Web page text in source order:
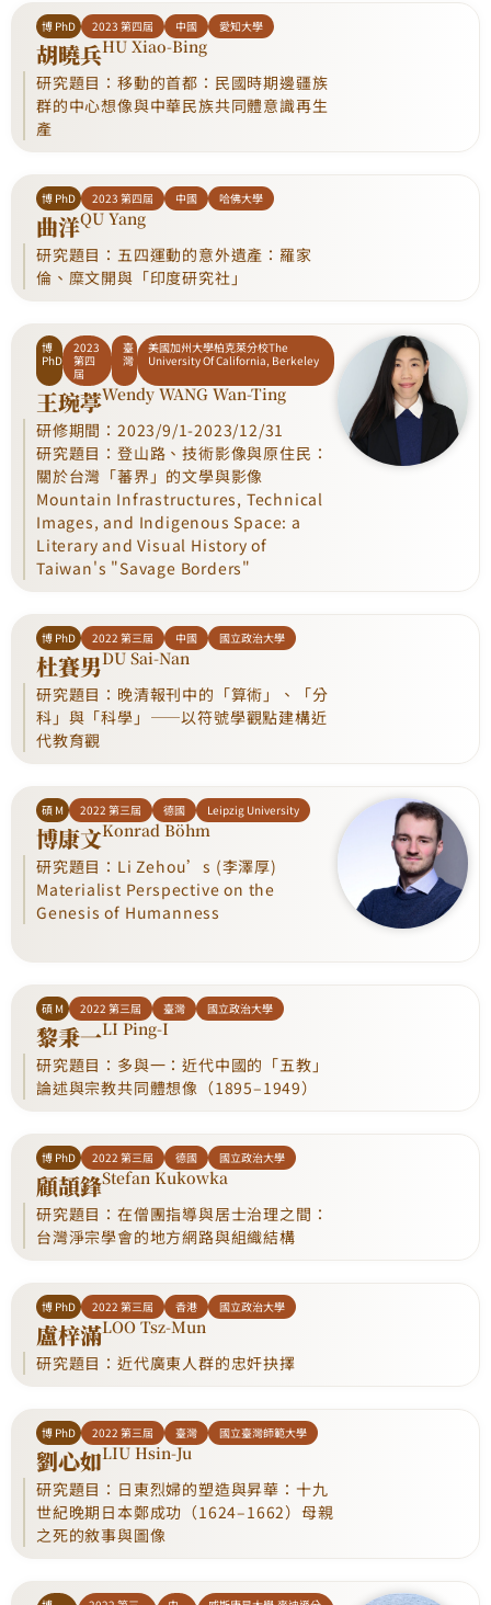
博 PhD 2023 第四屆 中國 愛知大學
胡曉兵HU Xiao-Bing
研究題目：移動的首都：民國時期邊疆族
群的中心想像與中華民族共同體意識再生
產
博 PhD 2023 第四屆 中國 哈佛大學
曲洋QU Yang
研究題目：五四運動的意外遺產：羅家
倫、糜文開與「印度研究社」
博
PhD
2023
第四
屆
臺
灣
美國加州大學柏克萊分校The
University Of California, Berkeley
王琬葶Wendy WANG Wan-Ting
研修期間：2023/9/1-2023/12/31
研究題目：登山路、技術影像與原住民：
關於台灣「蕃界」的文學與影像
Mountain Infrastructures, Technical
Images, and Indigenous Space: a
Literary and Visual History of
Taiwan's "Savage Borders"
博 PhD 2022 第三屆 中國 國立政治大學
杜賽男DU Sai-Nan
研究題目：晚清報刊中的「算術」、「分
科」與「科學」——以符號學觀點建構近
代教育觀
碩 M 2022 第三屆 德國 Leipzig University
博康文Konrad Böhm
研究題目：Li Zehou’s (李澤厚)
Materialist Perspective on the
Genesis of Humanness
碩 M 2022 第三屆 臺灣 國立政治大學
黎秉一LI Ping-I
研究題目：多與一：近代中國的「五教」
論述與宗教共同體想像（1895–1949）
博 PhD 2022 第三屆 德國 國立政治大學
顧頡鋒Stefan Kukowka
研究題目：在僧團指導與居士治理之間：
台灣淨宗學會的地方網路與組織結構
博 PhD 2022 第三屆 香港 國立政治大學
盧梓滿LOO Tsz-Mun
研究題目：近代廣東人群的忠奸抉擇
博 PhD 2022 第三屆 臺灣 國立臺灣師範大學
劉心如LIU Hsin-Ju
研究題目：日東烈婦的塑造與昇華：十九
世紀晚期日本鄭成功（1624–1662）母親
之死的敘事與圖像